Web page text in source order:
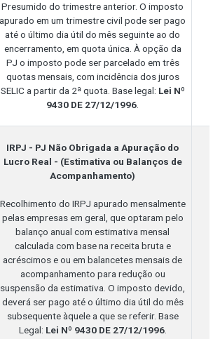
Presumido do trimestre anterior. O imposto
apurado em um trimestre civil pode ser pago
até o último dia útil do mês seguinte ao do
encerramento, em quota única. À opção da
PJ o imposto pode ser parcelado em três
quotas mensais, com incidência dos juros
SELIC a partir da 2ª quota. Base legal: Lei Nº
9430 DE 27/12/1996
IRPJ - PJ Não Obrigada a Apuração do
Lucro Real - (Estimativa ou Balanços de
Acompanhamento)
Recolhimento do IRPJ apurado mensalmente
pelas empresas em geral, que optaram pelo
balanço anual com estimativa mensal
calculada com base na receita bruta e
acréscimos e ou em balancetes mensais de
acompanhamento para redução ou
suspensão da estimativa. O imposto devido,
deverá ser pago até o último dia útil do mês
subsequente àquele a que se referir. Base
Legal: Lei Nº 9430 DE 27/12/1996.